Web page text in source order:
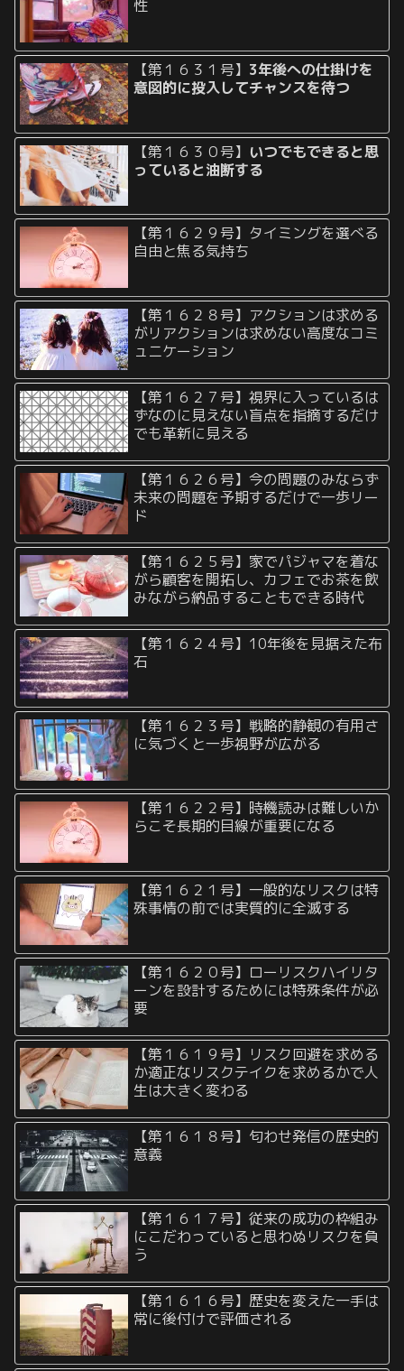
性
【第１６３１号】 3年後への仕掛けを
意図的に投入してチャンスを待つ
【第１６３０号】 いつでもできると思
っていると油断する
【第１６２９号】タイミングを選べる
自由と焦る気持ち
【第１６２８号】アクションは求める
がリアクションは求めない高度なコミ
ュニケーション
【第１６２７号】視界に入っているは
ずなのに見えない盲点を指摘するだけ
でも革新に見える
【第１６２６号】今の問題のみならず
未来の問題を予期するだけで一歩リー
ド
【第１６２５号】家でパジャマを着な
がら顧客を開拓し、カフェでお茶を飲
みながら納品することもできる時代
【第１６２４号】10年後を見据えた布
石
【第１６２３号】戦略的静観の有用さ
に気づくと一歩視野が広がる
【第１６２２号】時機読みは難しいか
らこそ長期的目線が重要になる
【第１６２１号】一般的なリスクは特
殊事情の前では実質的に全滅する
【第１６２０号】ローリスクハイリタ
ーンを設計するためには特殊条件が必
要
【第１６１９号】リスク回避を求める
か適正なリスクテイクを求めるかで人
生は大きく変わる
【第１６１８号】匂わせ発信の歴史的
意義
【第１６１７号】従来の成功の枠組み
にこだわっていると思わぬリスクを負
う
【第１６１６号】歴史を変えた一手は
常に後付けで評価される